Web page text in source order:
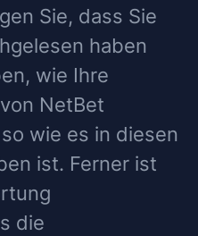
Sie, dass Sie
haben
wie Ihre
NetBet
wie es in diesen
ist. Ferner ist
die